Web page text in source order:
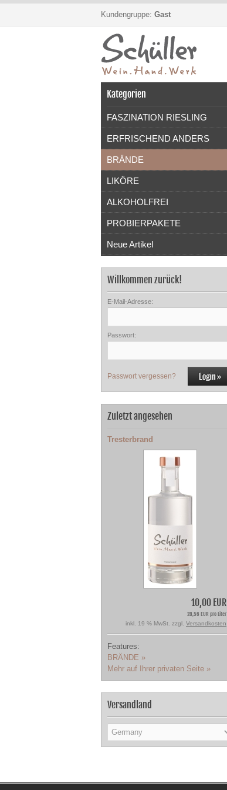
Kundengruppe: Gast
Kategorien
FASZINATION RIESLING
ERFRISCHEND ANDERS
BRÄNDE
LIKÖRE
ALKOHOLFREI
PROBIERPAKETE
Neue Artikel
Willkommen zurück!
E-Mail-Adresse:
Passwort:
Passwort vergessen?
Zuletzt angesehen
Tresterbrand
10,00 EUR
28,56 EUR pro Liter
inkl. 19 % MwSt. zzgl. Versandkosten
Features:
BRÄNDE »
Mehr auf Ihrer privaten Seite »
Versandland